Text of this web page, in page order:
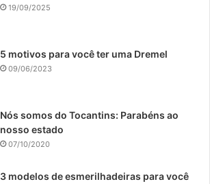
19/09/2025
5 motivos para você ter uma Dremel
09/06/2023
Nós somos do Tocantins: Parabéns ao
nosso estado
07/10/2020
3 modelos de esmerilhadeiras para você